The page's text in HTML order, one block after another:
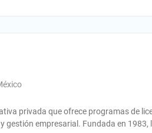
privada que ofrece programas de
gestión empresarial. Fundada en 1983,